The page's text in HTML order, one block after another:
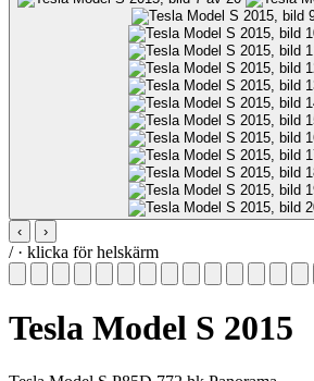
‹ ›
/· klicka för helskärm
Tesla Model S 2015